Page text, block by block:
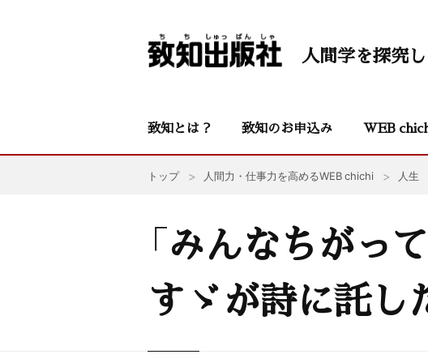
人間学を探究
致知とは？ 致知のお申込み WEB
トップ 人間力・仕事力を高めるWEB chichi 人生
「みんなちが
すゞが詩に託し